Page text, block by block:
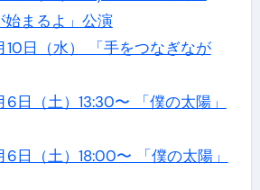
始まるよ」公演
日（水） 「手をつなぎなが
日（土）13:30〜 「僕の太陽」
日（土）18:00〜 「僕の太陽」